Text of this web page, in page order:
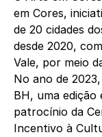
em Cores,
de 20 cidades
desde 2020,
Vale, por meio
No ano de
BH, uma
patrocínio da
Incentivo à